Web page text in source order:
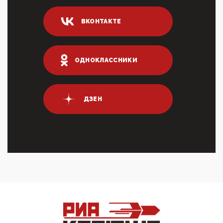
04:47, 10 Апреля 2026
ИНН для переводов по СБП это первый шаг из
логических двухЗаполнение ИНН при любых
переводах по ...
03:35, 10 Апреля 2026
Суммарное вознаграждение менеджменту в 15
крупных банках по итогам 2025 года превысило 63
03:01, 10 Апреля 2026
Террорист и убийца Буданов вальяжно сообщил,
что союзники просили Киев не наносить удары по
входМошенники активно пользуются аккаунтами на
Госуслугах уме...
ВКОНТАКТЕ
ОДНОКЛАССНИКИ
ДЗЕН